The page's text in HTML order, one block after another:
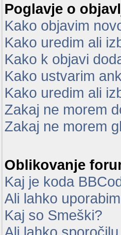
Poglavje o
Kako objavim
Kako uredim ali
Kako k objavi
Kako ustvarim
Kako uredim ali
Zakaj ne morem
Zakaj ne morem
Oblikovanje
Kaj je koda
Ali lahko
Kaj so Smeški?